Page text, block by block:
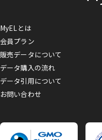
MyELとは
会員プラン
販売データについて
データ購入の流れ
データ引用について
お問い合わせ